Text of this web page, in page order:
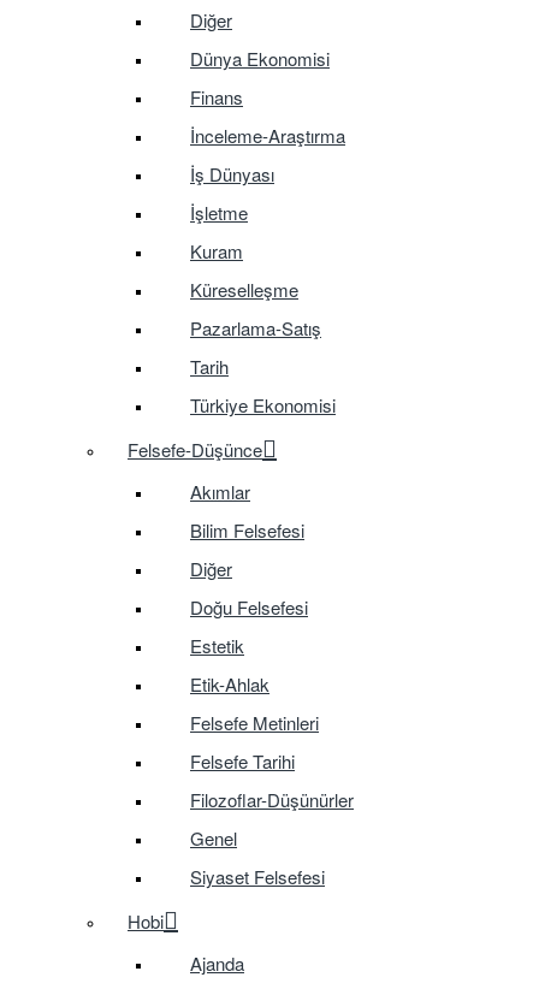
Diğer
Dünya Ekonomisi
Finans
İnceleme-Araştırma
İş Dünyası
İşletme
Kuram
Küreselleşme
Pazarlama-Satış
Tarih
Türkiye Ekonomisi
Felsefe-Düşünce
Akımlar
Bilim Felsefesi
Diğer
Doğu Felsefesi
Estetik
Etik-Ahlak
Felsefe Metinleri
Felsefe Tarihi
Filozoflar-Düşünürler
Genel
Siyaset Felsefesi
Hobi
Ajanda